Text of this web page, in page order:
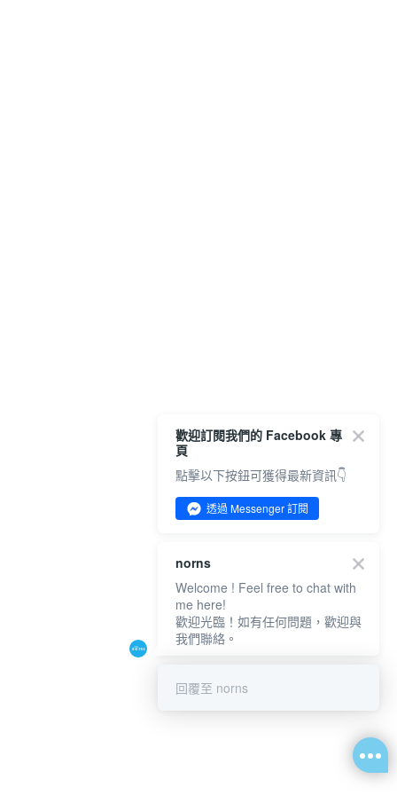
歡迎訂閱我們的 Facebook 專
頁
點擊以下按鈕可獲得最新資訊👇
透過 Messenger 訂閱
norns
Welcome ! Feel free to chat with
me here!
歡迎光臨！如有任何問題，歡迎與
我們聯絡。
回覆至 norns